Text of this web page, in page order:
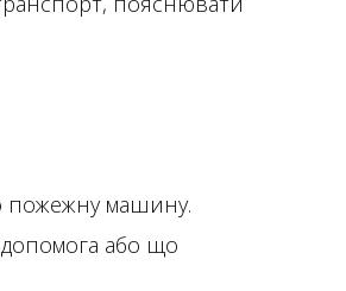
пожежну машину.
або що